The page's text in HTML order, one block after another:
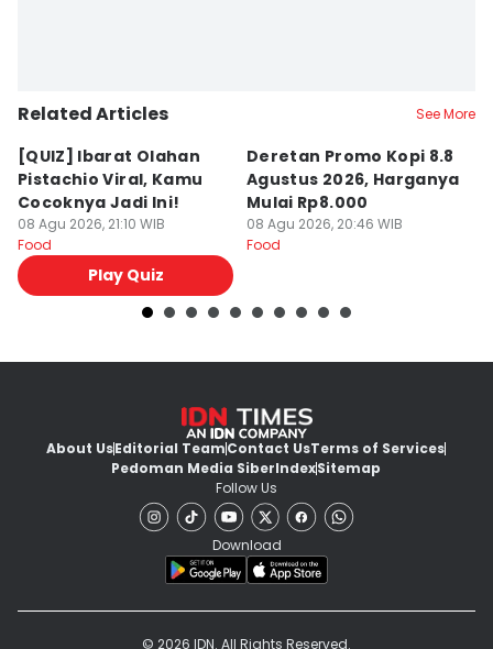
Related Articles See More
[QUIZ] Ibarat Olahan
Pistachio Viral, Kamu
Cocoknya Jadi Ini!
08 Agu 2026, 21:10 WIB
Food
Play Quiz
Deretan Promo Kopi 8.8
Agustus 2026, Harganya
Mulai Rp8.000
08 Agu 2026, 20:46 WIB
Food
About UsEditorial TeamContact UsTerms of Services
Pedoman Media SiberIndexSitemap
Follow Us
Download
© 2026 IDN. All Rights Reserved.